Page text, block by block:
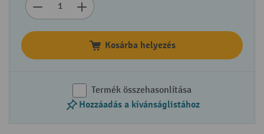
Kosárba helyezés
Termék összehasonlítása
Hozzáadás a kívánságlistához